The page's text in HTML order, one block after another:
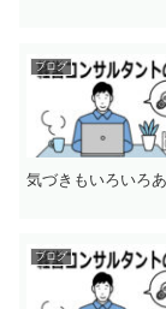
ブログ
気づきもいろいろ
ブログ